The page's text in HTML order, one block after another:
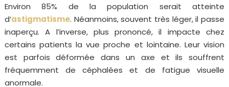
Environ 85% de la population serait atteinte
d’astigmatisme. Néanmoins, souvent très léger, il passe
inaperçu. A l’inverse, plus prononcé, il impacte chez
certains patients la vue proche et lointaine. Leur vision
est parfois déformée dans un axe et ils souffrent
fréquemment de céphalées et de fatigue visuelle
anormale.